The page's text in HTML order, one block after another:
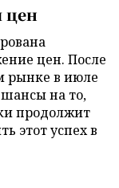
цен
цен. После
рынке в июле
на то,
продолжит
этот успех в